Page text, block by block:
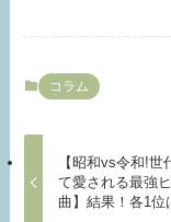
コラム
【昭和vs令和!世
て愛される最強
曲】結果！各1位